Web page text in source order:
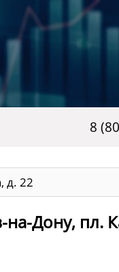
8
д. 22
на-Дону, пл.